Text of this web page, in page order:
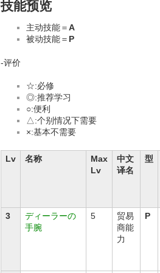
技能预览
主动技能＝A
被动技能＝ P
-评价
☆:必修
◎:推荐学习
○:便利
△:个别情况下需要
×:基本不需要
Lv 名称
Max
Lv
中文
译名
型
3
ディーラーの
手腕
5
贸易
商能
力
P